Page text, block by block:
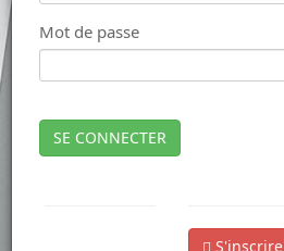
Mot de passe
SE CONNECTER
S'inscrire